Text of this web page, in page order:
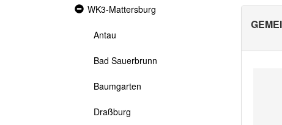
Expanded
WK3-Mattersburg
Antau
Bad Sauerbrunn
Baumgarten
Draßburg